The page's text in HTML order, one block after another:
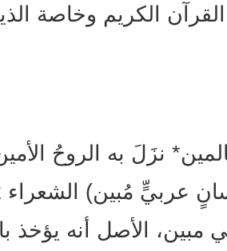
القرآن الكريم وخاصة
نزَلَ به الروحُ
مُبين) الشعراء 192-195
مبين، الأصل أنه يؤخذ